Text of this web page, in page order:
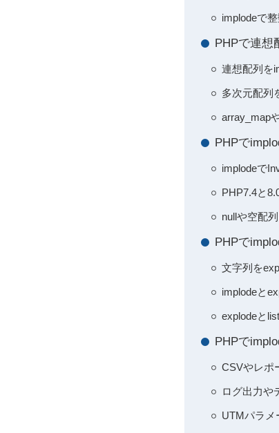
implodeで
PHPで連想
連想配列を
多次元配列
array_map
PHPで
implodeで
PHP7.4と
nullや空配
PHPで
文字列を
implodeと
explodeと
PHPで
CSVやレポ
ログ出力や
UTMパラメ